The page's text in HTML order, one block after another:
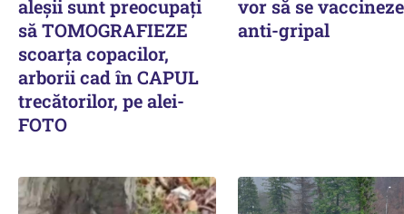
aleșii sunt preocupați
să TOMOGRAFIEZE
scoarța copacilor,
arborii cad în CAPUL
trecătorilor, pe alei-
FOTO
vor să se vaccineze
anti-gripal